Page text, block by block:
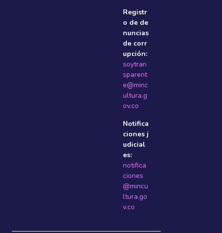
Registr
o de de
nuncias
de corr
upción:
soytran
sparent
e@minc
ultura.g
ov.co
Notifica
ciones j
udicial
es:
notifica
ciones
@mincu
ltura.go
v.co